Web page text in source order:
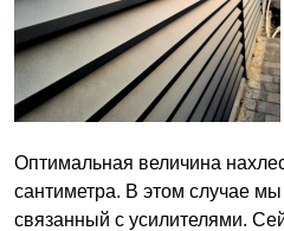
Оптимальная величина
сантиметра. В этом случае
связанный с усилителями.